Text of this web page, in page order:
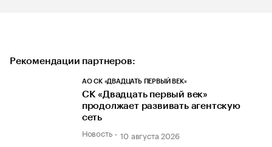
Рекомендации партнеров:
АО СК «ДВАДЦАТЬ ПЕРВЫЙ ВЕК»
СК «Двадцать первый век»
продолжает развивать агентскую
сеть
Новость 10 августа 2026